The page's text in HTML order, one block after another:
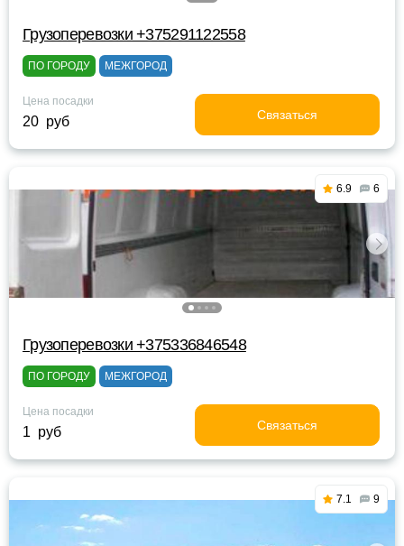
Грузоперевозки +375291122558
ПО ГОРОДУ МЕЖГОРОД
Цена посадки
20 руб Связаться
6.9 6
Грузоперевозки +375336846548
ПО ГОРОДУ МЕЖГОРОД
Цена посадки
1 руб Связаться
7.1 9